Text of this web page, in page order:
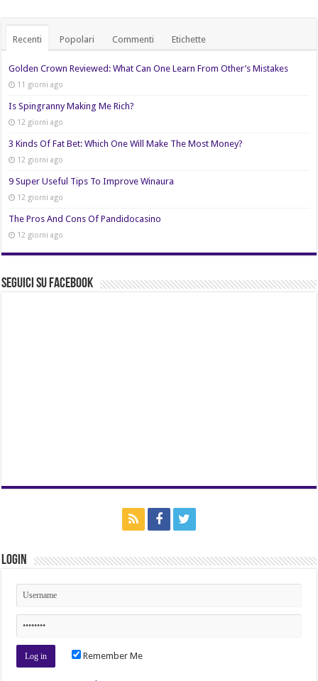
Recenti Popolari Commenti Etichette
Golden Crown Reviewed: What Can One Learn From Other’s Mistakes
11 giorni ago
Is Spingranny Making Me Rich?
12 giorni ago
3 Kinds Of Fat Bet: Which One Will Make The Most Money?
12 giorni ago
9 Super Useful Tips To Improve Winaura
12 giorni ago
The Pros And Cons Of Pandidocasino
12 giorni ago
Seguici su Facebook
Login
Remember Me